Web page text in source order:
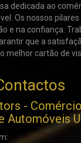
dedicada ao
Os nossos
e na confiança.
que a
melhor cartão de
-
Automóveis